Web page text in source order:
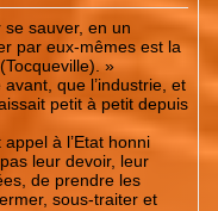
sauver, en un
par eux-mêmes est la
»
que l’industrie, et
petit à petit depuis
à l’Etat honni
leur devoir, leur
de prendre les
sous-traiter et